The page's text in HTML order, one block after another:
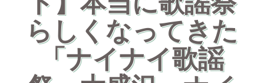
らしくなってきた
「ナイナイ歌謡